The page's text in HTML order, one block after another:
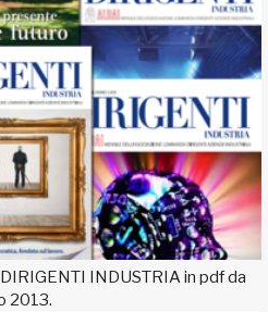
INDUSTRIA in pdf da
2013.